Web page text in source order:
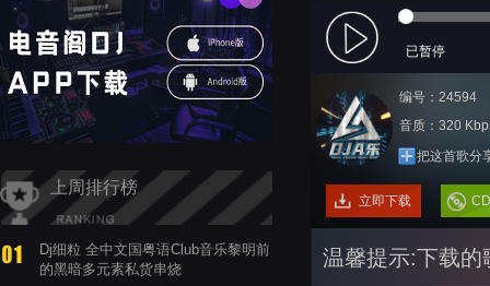
上周排行榜
Dj细粒 全中文国粤语Club音乐黎明前
的黑暗多元素私货串烧
已暂停
编号：24594
音质：320
把这首歌分
立即下载
温馨提示:下载的